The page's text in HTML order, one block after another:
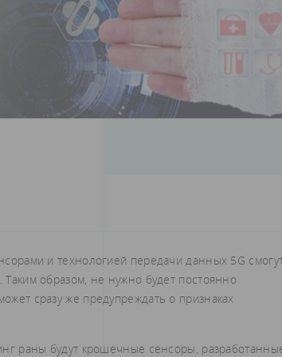
и технологией передачи данных 5G
образом, не нужно будет постоянно
сразу же предупреждать о признаках
раны будут крошечные сенсоры,